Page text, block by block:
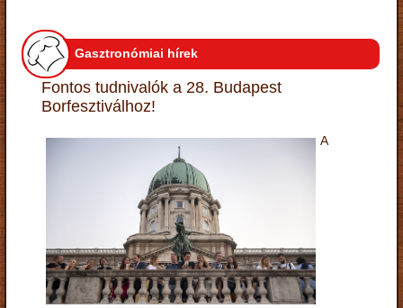
Gasztronómiai hírek
Fontos tudnivalók a 28. Budapest
Borfesztiválhoz!
A